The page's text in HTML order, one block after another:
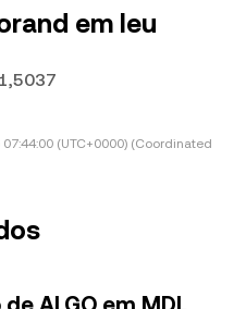
em leu
(UTC+0000) (Coordinated